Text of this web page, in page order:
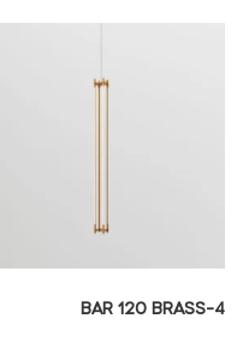
4-BAR 120 BRASS